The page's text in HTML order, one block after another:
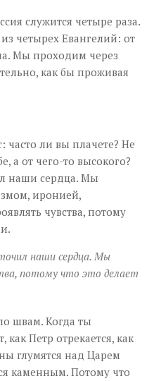
служится четыре раза.
четырех Евангелий: от
Мы проходим через
как бы проживая
часто ли вы плачете? Не
а от чего-то высокого?
наши сердца. Мы
иронией,
чувства, потому
наши сердца. Мы
потому что это делает
швам. Когда ты
Петр отрекается, как
глумятся над Царем
каменным. Потому что